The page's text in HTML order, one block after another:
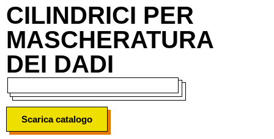
CILINDRICI PER
MASCHERATURA
DEI DADI
Scarica catalogo